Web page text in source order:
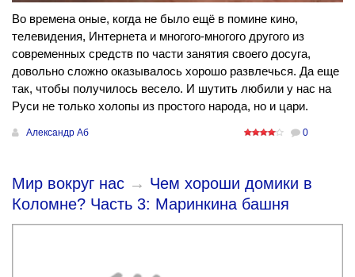
Во времена оные, когда не было ещё в помине кино,
телевидения, Интернета и многого-многого другого из
современных средств по части занятия своего досуга,
довольно сложно оказывалось хорошо развлечься. Да еще
так, чтобы получилось весело. И шутить любили у нас на
Руси не только холопы из простого народа, но и цари.
Александр Аб 0
Мир вокруг нас → Чем хороши домики в
Коломне? Часть 3: Маринкина башня